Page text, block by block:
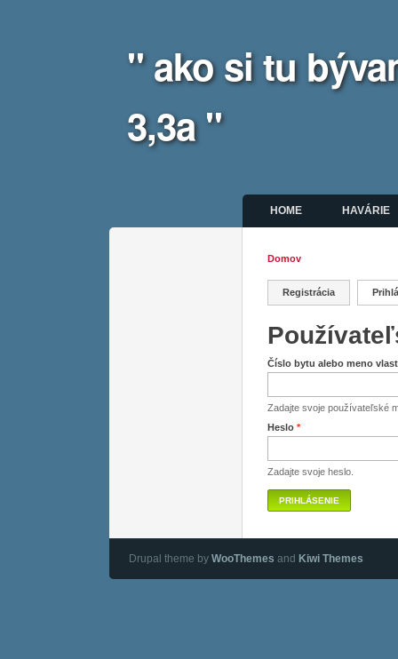
" ako si tu
3,3a "
Hlavné menu
HOME HAVÁRIE
Nachádzate
Domov
Primárne
Registrácia
Číslo bytu alebo meno
Zadajte svoje používateľské
Heslo *
Zadajte svoje heslo.
Drupal theme by WooThemes and Kiwi Themes